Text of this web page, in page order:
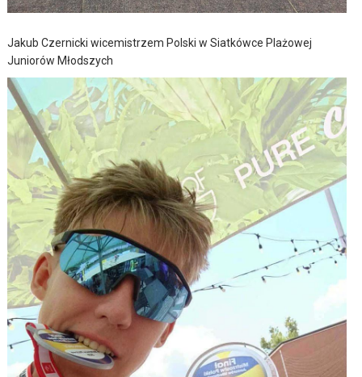
Jakub Czernicki wicemistrzem Polski w Siatkówce Plażowej
Juniorów Młodszych